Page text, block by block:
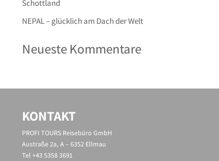
Schottland
NEPAL – glücklich am Dach der Welt
Neueste Kommentare
KONTAKT
PROFI TOURS Reisebüro GmbH
Austraße 2a, A – 6352 Ellmau
Tel +43 5358 3691